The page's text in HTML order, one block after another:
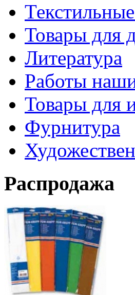
Товары для
Литература
Работы
Товары для
Фурнитура
Распродажа